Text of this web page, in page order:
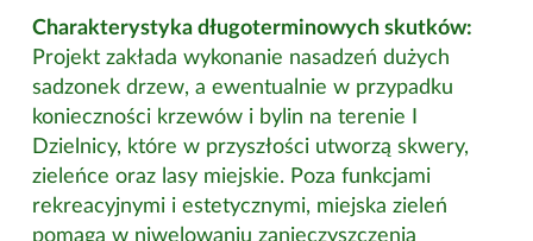
Charakterystyka długoterminowych skutków:
Projekt zakłada wykonanie nasadzeń dużych
sadzonek drzew, a ewentualnie w przypadku
konieczności krzewów i bylin na terenie I
Dzielnicy, które w przyszłości utworzą skwery,
zieleńce oraz lasy miejskie. Poza funkcjami
rekreacyjnymi i estetycznymi, miejska zieleń
pomaga w niwelowaniu zanieczyszczenia